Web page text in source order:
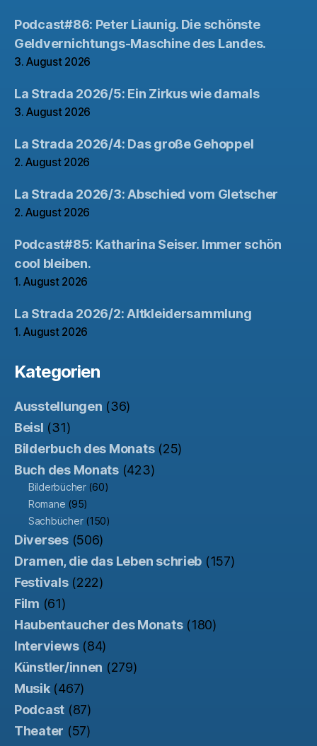
Podcast#86: Peter Liaunig. Die schönste
Geldvernichtungs-Maschine des Landes.
3. August 2026
La Strada 2026/5: Ein Zirkus wie damals
3. August 2026
La Strada 2026/4: Das große Gehoppel
2. August 2026
La Strada 2026/3: Abschied vom Gletscher
2. August 2026
Podcast#85: Katharina Seiser. Immer schön
cool bleiben.
1. August 2026
La Strada 2026/2: Altkleidersammlung
1. August 2026
Kategorien
Ausstellungen (36)
Beisl (31)
Bilderbuch des Monats(25)
Buch des Monats(423)
Bilderbücher(60)
Romane (95)
Sachbücher(150)
Diverses(506)
Dramen, die das Leben schrieb (157)
Festivals(222)
Film (61)
Haubentaucher des Monats(180)
Interviews(84)
Künstler/innen (279)
Musik(467)
Podcast (87)
Theater (57)